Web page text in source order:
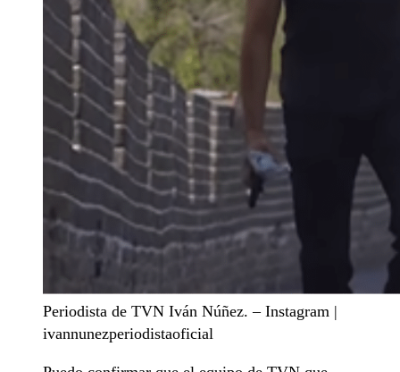
Periodista de TVN Iván Núñez. – Instagram |
ivannunezperiodistaoficial